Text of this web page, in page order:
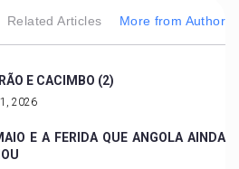
Related Articles More from Author
E CACIMBO (2)
2026
E A FERIDA QUE ANGOLA AINDA